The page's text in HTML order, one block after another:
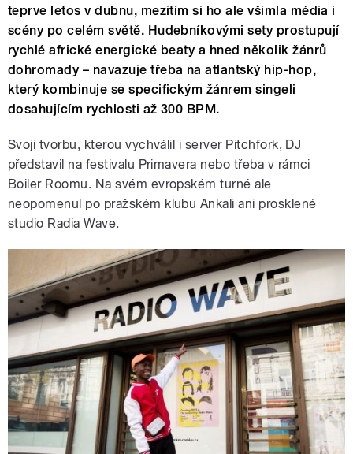
teprve letos v dubnu, mezitím si ho ale všimla média i
scény po celém světě. Hudebníkovými sety prostupují
rychlé africké energické beaty a hned několik žánrů
dohromady – navazuje třeba na atlantský hip-hop,
který kombinuje se specifickým žánrem singeli
dosahujícím rychlosti až 300 BPM.
Svoji tvorbu, kterou vychválil i server Pitchfork, DJ
představil na festivalu Primavera nebo třeba v rámci
Boiler Roomu. Na svém evropském turné ale
neopomenul po pražském klubu Ankali ani prosklené
studio Radia Wave.